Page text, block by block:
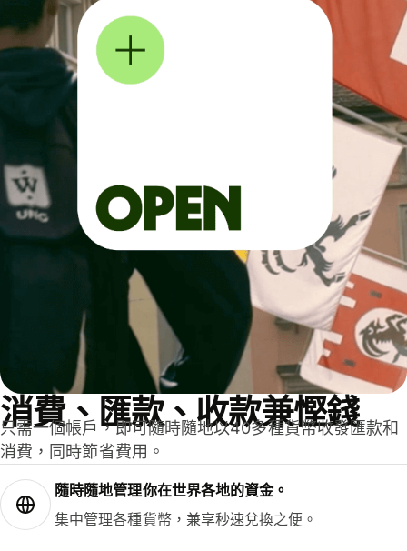
消費、匯款、收款兼慳錢
只需一個帳戶，即可隨時隨地以40多種貨幣收發匯款和
消費，同時節省費用。
隨時隨地管理你在世界各地的資金。
集中管理各種貨幣，兼享秒速兌換之便。